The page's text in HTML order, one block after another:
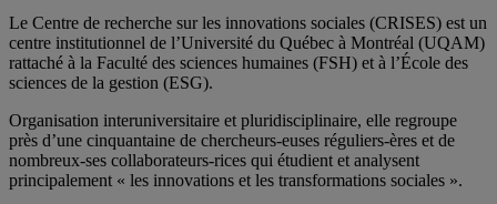
Le Centre de recherche sur les innovations sociales (CRISES) est un
centre institutionnel de l’Université du Québec à Montréal (UQAM)
rattaché à la Faculté des sciences humaines (FSH) et à l’École des
sciences de la gestion (ESG).
Organisation interuniversitaire et pluridisciplinaire, elle regroupe
près d’une cinquantaine de chercheurs-euses réguliers-ères et de
nombreux-ses collaborateurs-rices qui étudient et analysent
principalement « les innovations et les transformations sociales ».